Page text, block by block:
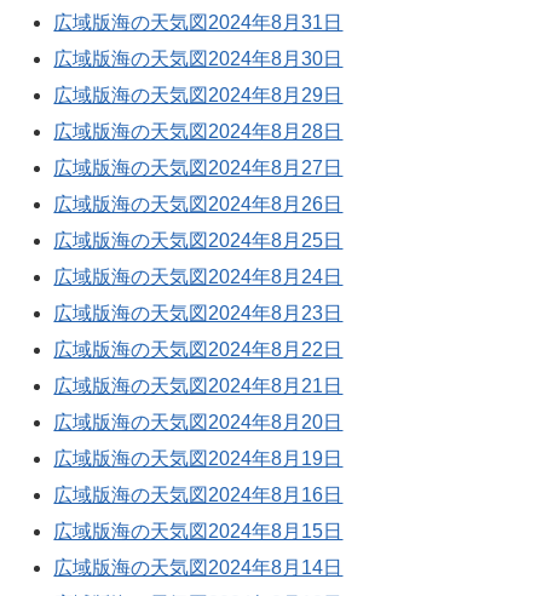
広域版海の天気図2024年8月31日
広域版海の天気図2024年8月30日
広域版海の天気図2024年8月29日
広域版海の天気図2024年8月28日
広域版海の天気図2024年8月27日
広域版海の天気図2024年8月26日
広域版海の天気図2024年8月25日
広域版海の天気図2024年8月24日
広域版海の天気図2024年8月23日
広域版海の天気図2024年8月22日
広域版海の天気図2024年8月21日
広域版海の天気図2024年8月20日
広域版海の天気図2024年8月19日
広域版海の天気図2024年8月16日
広域版海の天気図2024年8月15日
広域版海の天気図2024年8月14日